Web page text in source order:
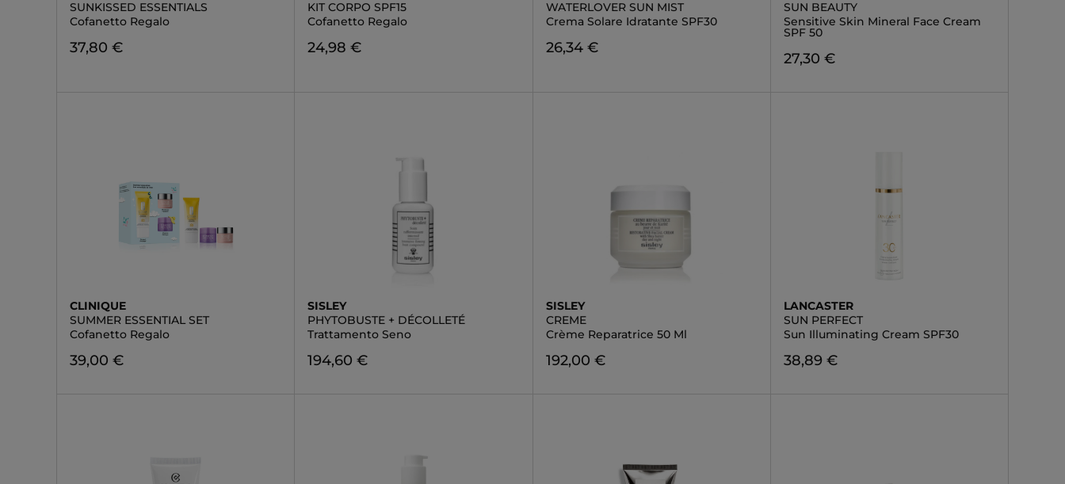
SUNKISSED ESSENTIALS
Cofanetto Regalo
37,80 €
KIT CORPO SPF15
Cofanetto Regalo
24,98 €
WATERLOVER SUN MIST
Crema Solare Idratante SPF30
26,34 €
SUN BEAUTY
Sensitive Skin Mineral Face Cream
SPF 50
27,30 €
CLINIQUE
SUMMER ESSENTIAL SET
Cofanetto Regalo
39,00 €
SISLEY
PHYTOBUSTE + DÉCOLLETÉ
Trattamento Seno
194,60 €
SISLEY
CREME
Crème Reparatrice 50 Ml
192,00 €
LANCASTER
SUN PERFECT
Sun Illuminating Cream SPF30
38,89 €